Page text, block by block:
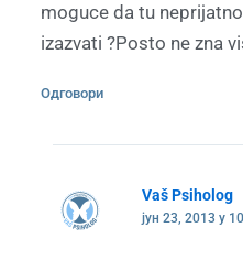
moguce da tu
izazvati ?Posto ne zna
Одговори
Vaš Psiholog
јун 23, 2013 у